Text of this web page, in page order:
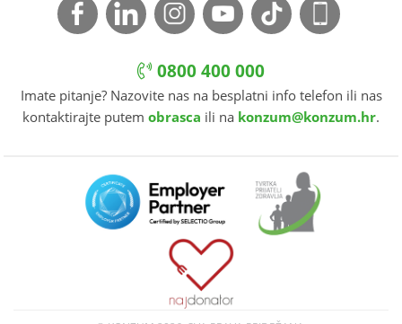
0800 400 000
Imate pitanje? Nazovite nas na besplatni info telefon ili nas
kontaktirajte putem obrasca ili na konzum@konzum.hr.